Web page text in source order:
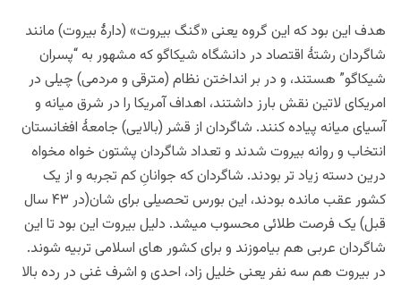
هدف این بود که این گروه یعنی «گنگ بیروت» (دارۀ بیروت) مانند
شاگردان رشتۀ اقتصاد در دانشگاه شیکاگو که مشهور به “پسران
شیکاگو” هستند، و در بر انداختن نظام (مترقی و مردمی) چیلی در
امریکای لاتین نقش بارز داشتند، اهداف آمریکا را در شرق میانه و
آسیای میانه پیاده کنند. شاگردان از قشر (بالایی) جامعۀ افغانستان
انتخاب و روانه بیروت شدند و تعداد شاگردان پشتون خواه مخواه
درین دسته زیاد تر بودند. شاگردان که جوانانِ کم تجربه و از یک
کشور عقب مانده بودند، این بورس تحصیلی برای شان(در ۴۳ سال
قبل) یک فرصت طلائی محسوب میشد. دلیل بیروت این بود تا این
شاگردان عربی هم بیاموزند و برای کشور های اسلامی تربیه شوند.
در بیروت هم سه نفر یعنی خلیل زاد، احدی و اشرف غنی در رده بالا